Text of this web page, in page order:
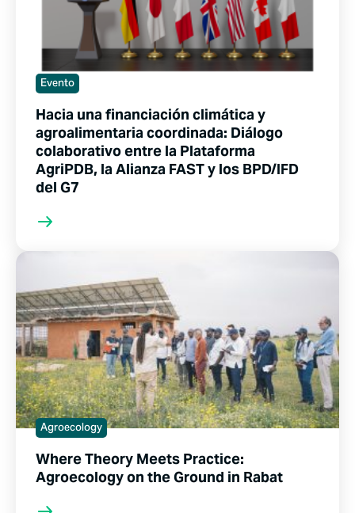
Evento
Hacia una financiación climática y
agroalimentaria coordinada: Diálogo
colaborativo entre la Plataforma
AgriPDB, la Alianza FAST y los BPD/IFD
del G7
Agroecology
Where Theory Meets Practice:
Agroecology on the Ground in Rabat